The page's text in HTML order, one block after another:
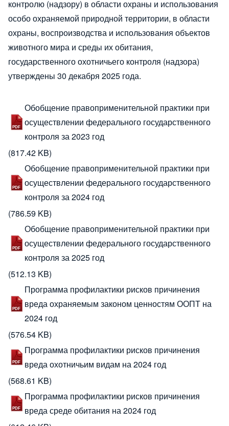
контролю (надзору) в области охраны и использования
особо охраняемой природной территории, в области
охраны, воспроизводства и использования объектов
животного мира и среды их обитания,
государственного охотничьего контроля (надзора)
утверждены 30 декабря 2025 года.
Обобщение правоприменительной практики при
осуществлении федерального государственного
контроля за 2023 год
(817.42 KB)
Обобщение правоприменительной практики при
осуществлении федерального государственного
контроля за 2024 год
(786.59 KB)
Обобщение правоприменительной практики при
осуществлении федерального государственного
контроля за 2025 год
(512.13 KB)
Программа профилактики рисков причинения
вреда охраняемым законом ценностям ООПТ на
2024 год
(576.54 KB)
Программа профилактики рисков причинения
вреда охотничьим видам на 2024 год
(568.61 KB)
Программа профилактики рисков причинения
вреда среде обитания на 2024 год